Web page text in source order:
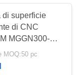
di superficie
di CNC
MGGN300-02
40HRC
MOQ:50 pc